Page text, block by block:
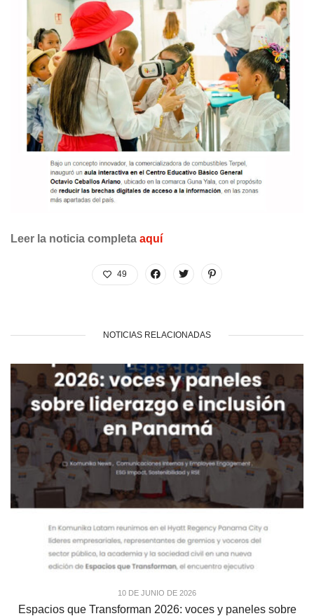
Leer la noticia completa aquí
49
NOTICIAS RELACIONADAS
10 DE JUNIO DE 2026
Espacios que Transforman 2026: voces y paneles sobre